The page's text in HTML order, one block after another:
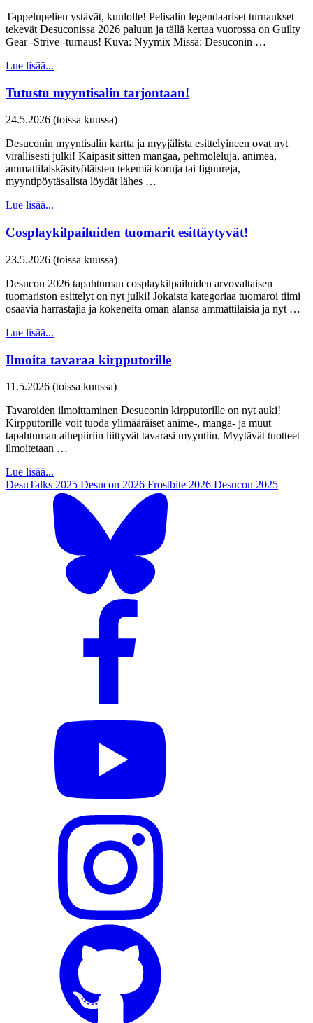
Tappelupelien ystävät, kuulolle! Pelisalin legendaariset turnaukset
tekevät Desuconissa 2026 paluun ja tällä kertaa vuorossa on Guilty
Gear -Strive -turnaus! Kuva: Nyymix Missä: Desuconin …
Lue lisää...
Tutustu myyntisalin tarjontaan!
24.5.2026 (toissa kuussa)
Desuconin myyntisalin kartta ja myyjälista esittelyineen ovat nyt
virallisesti julki! Kaipasit sitten mangaa, pehmoleluja, animea,
ammattilaiskäsityöläisten tekemiä koruja tai figuureja,
myyntipöytäsalista löydät lähes …
Lue lisää...
Cosplaykilpailuiden tuomarit esittäytyvät!
23.5.2026 (toissa kuussa)
Desucon 2026 tapahtuman cosplaykilpailuiden arvovaltaisen
tuomariston esittelyt on nyt julki! Jokaista kategoriaa tuomaroi tiimi
osaavia harrastajia ja kokeneita oman alansa ammattilaisia ja nyt …
Lue lisää...
Ilmoita tavaraa kirpputorille
11.5.2026 (toissa kuussa)
Tavaroiden ilmoittaminen Desuconin kirpputorille on nyt auki!
Kirpputorille voit tuoda ylimääräiset anime-, manga- ja muut
tapahtuman aihepiiriin liittyvät tavarasi myyntiin. Myytävät tuotteet
ilmoitetaan …
Lue lisää...
DesuTalks 2025 Desucon 2026 Frostbite 2026 Desucon 2025